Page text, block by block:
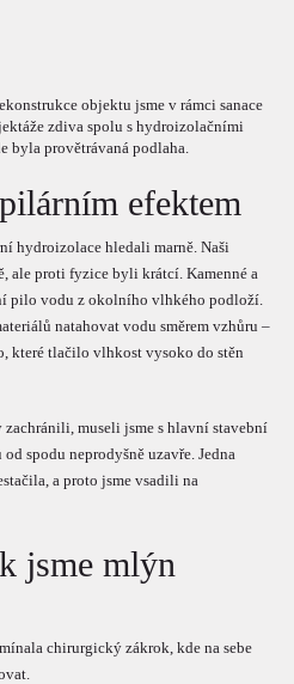
objektu jsme v rámci sanace
zdiva spolu s hydroizolačními
byla provětrávaná podlaha.
efektem
hydroizolace hledali marně. Naši
ale proti fyzice byli krátcí. Kamenné a
pilo vodu z okolního vlhkého podloží.
natahovat vodu směrem vzhůru –
které tlačilo vlhkost vysoko do stěn
museli jsme s hlavní stavební
spodu neprodyšně uzavře. Jedna
a proto jsme vsadili na
jsme mlýn
chirurgický zákrok, kde na sebe